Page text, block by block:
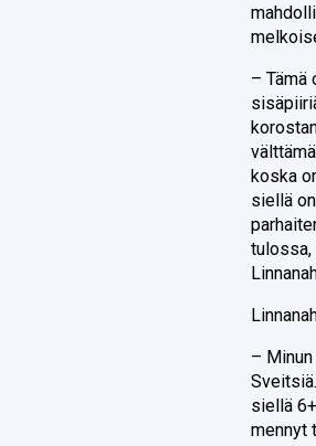
– Tämä
koska
siellä
tulossa,
–
siellä
mennyt